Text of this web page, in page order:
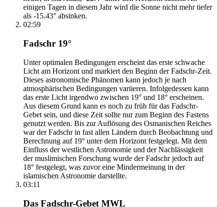
einigen Tagen in diesem Jahr wird die Sonne nicht mehr tiefer
als -15.43° absinken.
02:59
Fadschr 19°
Unter optimalen Bedingungen erscheint das erste schwache
Licht am Horizont und markiert den Beginn der Fadschr-Zeit.
Dieses astronomische Phänomen kann jedoch je nach
atmosphärischen Bedingungen variieren. Infolgedessen kann
das erste Licht irgendwo zwischen 19° und 18° erscheinen.
Aus diesem Grund kann es noch zu früh für das Fadschr-
Gebet sein, und diese Zeit sollte nur zum Beginn des Fastens
genutzt werden. Bis zur Auflösung des Osmanischen Reiches
war der Fadschr in fast allen Ländern durch Beobachtung und
Berechnung auf 19° unter dem Horizont festgelegt. Mit dem
Einfluss der westlichen Astronomie und der Nachlässigkeit
der muslimischen Forschung wurde der Fadschr jedoch auf
18° festgelegt, was zuvor eine Mindermeinung in der
islamischen Astronomie darstellte.
03:11
Das Fadschr-Gebet MWL